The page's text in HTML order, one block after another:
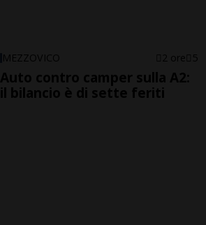
MEZZOVICO 2 ore 5
Auto contro camper sulla A2:
il bilancio è di sette feriti